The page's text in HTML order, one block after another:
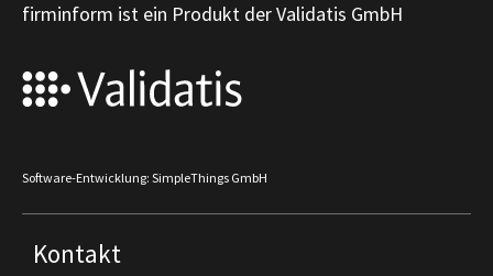
firminform ist ein Produkt der Validatis GmbH
Software-Entwicklung: SimpleThings GmbH
Kontakt